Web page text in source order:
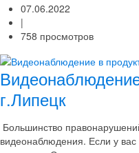
07.06.2022
|
758 просмотров
г.Липецк
Большинство
видеонаблюдения. Если у